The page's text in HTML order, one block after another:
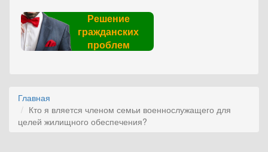
Решение
гражданских
проблем
Главная
Кто я вляется членом семьи военнослужащего для
целей жилищного обеспечения?